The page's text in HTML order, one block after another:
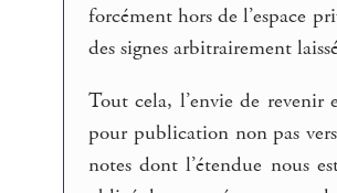
forcément hors de l’espace
des signes arbitrairement
Tout cela, l’envie de revenir
pour publication non pas
notes dont l’étendue nous